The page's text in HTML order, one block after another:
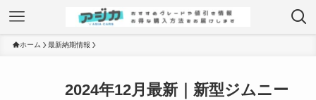
ホーム 最新納期情報
2024年12月最新｜新型ジムニー